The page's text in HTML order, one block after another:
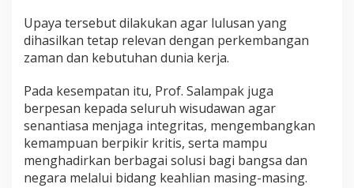
Upaya tersebut dilakukan agar lulusan yang
dihasilkan tetap relevan dengan perkembangan
zaman dan kebutuhan dunia kerja.
Pada kesempatan itu, Prof. Salampak juga
berpesan kepada seluruh wisudawan agar
senantiasa menjaga integritas, mengembangkan
kemampuan berpikir kritis, serta mampu
menghadirkan berbagai solusi bagi bangsa dan
negara melalui bidang keahlian masing-masing.